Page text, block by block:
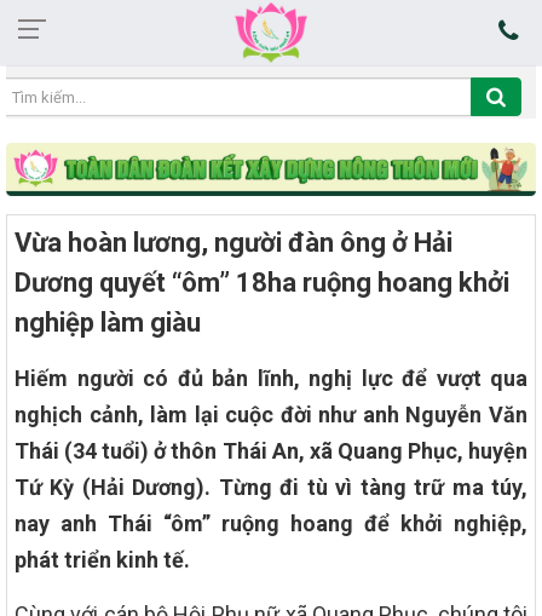
05:17:06 10/08/2026
Vừa hoàn lương, người đàn ông ở Hải
Dương quyết “ôm” 18ha ruộng hoang khởi
nghiệp làm giàu
Hiếm người có đủ bản lĩnh, nghị lực để vượt qua
nghịch cảnh, làm lại cuộc đời như anh Nguyễn Văn
Thái (34 tuổi) ở thôn Thái An, xã Quang Phục, huyện
Tứ Kỳ (Hải Dương). Từng đi tù vì tàng trữ ma túy,
nay anh Thái “ôm” ruộng hoang để khởi nghiệp,
phát triển kinh tế.